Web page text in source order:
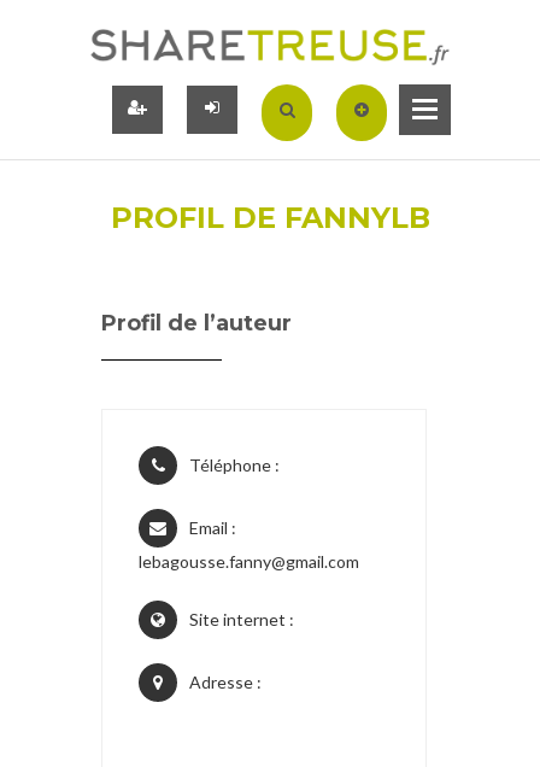
PROFIL DE FANNYLB
Profil de l’auteur
Téléphone :
Email :
lebagousse.fanny@gmail.com
Site internet :
Adresse :